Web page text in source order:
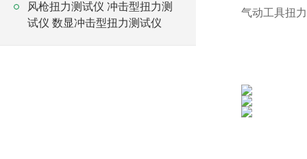
风枪扭力测试仪 冲击型扭力测
试仪 数显冲击型扭力测试仪
气动工具扭